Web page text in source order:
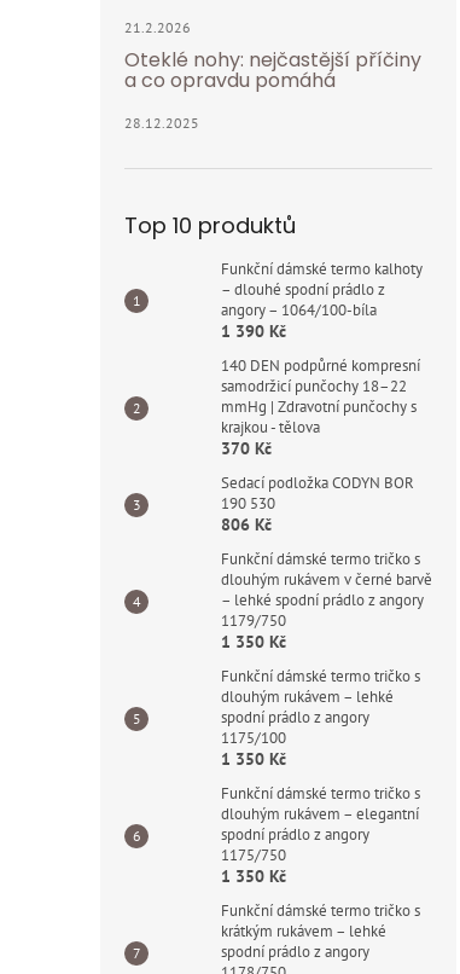
21.2.2026
Oteklé nohy: nejčastější příčiny
a co opravdu pomáhá
28.12.2025
Top 10 produktů
Funkční dámské termo kalhoty
– dlouhé spodní prádlo z
angory – 1064/100-bíla
1 390 Kč
140 DEN podpůrné kompresní
samodržicí punčochy 18–22
mmHg | Zdravotní punčochy s
krajkou - tělova
370 Kč
Sedací podložka CODYN BOR
190 530
806 Kč
Funkční dámské termo tričko s
dlouhým rukávem v černé barvě
– lehké spodní prádlo z angory
1179/750
1 350 Kč
Funkční dámské termo tričko s
dlouhým rukávem – lehké
spodní prádlo z angory
1175/100
1 350 Kč
Funkční dámské termo tričko s
dlouhým rukávem – elegantní
spodní prádlo z angory
1175/750
1 350 Kč
Funkční dámské termo tričko s
krátkým rukávem – lehké
spodní prádlo z angory